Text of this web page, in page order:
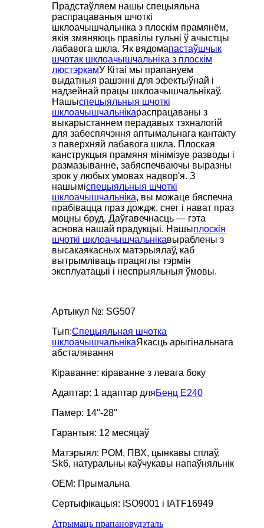
Прадстаўляем нашы спецыяльна
распрацаваныя шчоткі
шклоачышчальніка з плоскім прамянём,
якія змяняюць правілы гульні ў ачыстцы
лабавога шкла. Як вядомапастаўшчык
шчотак шклоачышчальніка з плоскім
люстэркамУ Кітаі мы прапануем
выдатныя рашэнні для эфектыўнай і
надзейнай працы шклоачышчальнікаў.
Нашыспецыяльныя шчоткі
шклоачышчальнікараспрацаваны з
выкарыстаннем перадавых тэхналогій
для забеспячэння аптымальнага кантакту
з паверхняй лабавога шкла. Плоская
канструкцыя прамяня мінімізуе разводы і
размазыванне, забяспечваючы выразны
зрок у любых умовах надвор'я. З
нашыміспецыяльныя шчоткі
шклоачышчальніка, вы можаце бяспечна
прабівацца праз дождж, снег і нават праз
моцны бруд. Даўгавечнасць — гэта
аснова нашай прадукцыі. Нашыплоскія
шчоткі шклоачышчальнікавыраблены з
высакаякасных матэрыялаў, каб
вытрымліваць працяглы тэрмін
эксплуатацыі і неспрыяльныя ўмовы.
Артыкул №: SG507
Тып:Спецыяльная шчотка
шклоачышчальнікаЯкасць арыгінальнага
абсталявання
Кіраванне: кіраванне з левага боку
Адаптар: 1 адаптар дляБенц Е240
Памер: 14''-28''
Гарантыя: 12 месяцаў
Матэрыял: POM, ПВХ, цынкавы сплаў,
Sk6, натуральны каўчукавы напаўняльнік
OEM: Прымальна
Сертыфікацыя: ISO9001 і IATF16949
Атрымаць прапановудэталь